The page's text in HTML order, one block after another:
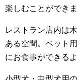
楽しむことができま
レストラン店内は
ある空間。ペット
にお食事ができる